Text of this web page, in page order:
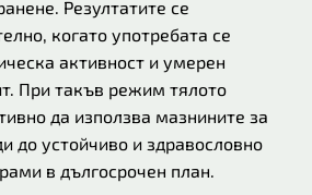
Резултатите се
когато употребата се
активност и умерен
При такъв режим тялото
да използва мазнините за
до устойчиво и здравословно
в дългосрочен план.